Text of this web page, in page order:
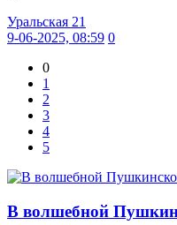
Уральская 21
9-06-2025, 08:59 0
0
1
2
3
4
5
В волшебной